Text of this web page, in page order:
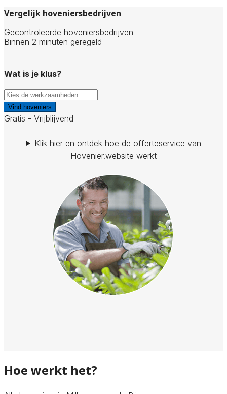
Vergelijk hoveniersbedrijven
Gecontroleerde hoveniersbedrijven
Binnen 2 minuten geregeld
Wat is je klus?
Vind hoveniers
Gratis - Vrijblijvend
Klik hier en ontdek hoe de offerteservice van
Hovenier.website werkt
Hoe werkt het?